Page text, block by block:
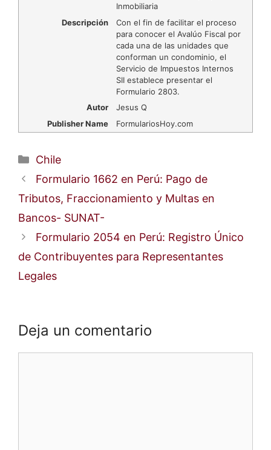
Inmobiliaria
Descripción
Con el fin de facilitar el proceso
para conocer el Avalúo Fiscal por
cada una de las unidades que
conforman un condominio, el
Servicio de Impuestos Internos
SII establece presentar el
Formulario 2803.
Autor
Jesus Q
Publisher Name
FormulariosHoy.com
Categorías
Chile
Formulario 1662 en Perú: Pago de
Tributos, Fraccionamiento y Multas en
Bancos- SUNAT-
Formulario 2054 en Perú: Registro Único
de Contribuyentes para Representantes
Legales
Deja un comentario